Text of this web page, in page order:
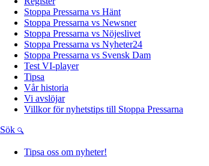
Stoppa Pressarna vs Hänt
Stoppa Pressarna vs Newsner
Stoppa Pressarna vs Nöjeslivet
Stoppa Pressarna vs Nyheter24
Stoppa Pressarna vs Svensk Dam
Test VI-player
Tipsa
Vår historia
Vi avslöjar
Villkor för nyhetstips till Stoppa Pressarna
Sök
Tipsa oss om nyheter!